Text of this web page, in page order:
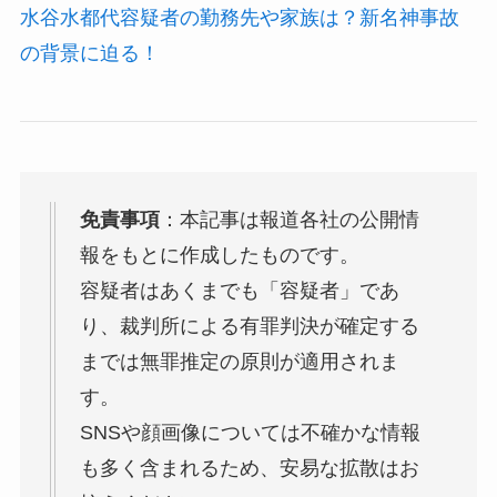
水谷水都代容疑者の勤務先や家族は？新名神事故
の背景に迫る！
免責事項：本記事は報道各社の公開情
報をもとに作成したものです。
容疑者はあくまでも「容疑者」であ
り、裁判所による有罪判決が確定する
までは無罪推定の原則が適用されま
す。
SNSや顔画像については不確かな情報
も多く含まれるため、安易な拡散はお